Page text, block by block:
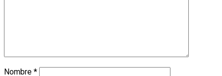
Nombre *